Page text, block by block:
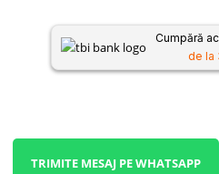
Cumpără
de la
TRIMITE MESAJ PE WHATSAPP